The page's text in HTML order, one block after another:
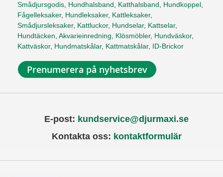
Smådjursgodis, Hundhalsband, Katthalsband, Hundkoppel,
Fågelleksaker, Hundleksaker, Kattleksaker,
Smådjursleksaker, Kattluckor, Hundselar, Kattselar,
Hundtäcken, Akvarieinredning, Klösmöbler, Hundväskor,
Kattväskor, Hundmatskålar, Kattmatskålar, ID-Brickor
Prenumerera på nyhetsbrev
E-post: kundservice@djurmaxi.se
Kontakta oss: kontaktformulär